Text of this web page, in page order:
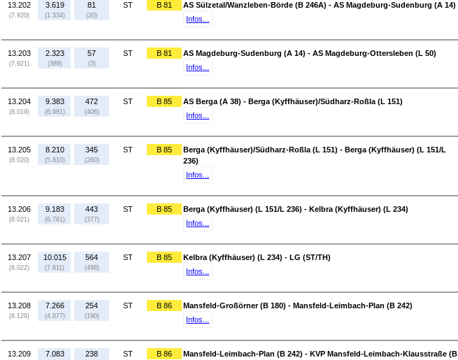
13.202
(7.920)
3.619
(1.334)
81
(20)
ST B 81
AS Sülzetal/Wanzleben-Börde (B 246A) - AS Magdeburg-Sudenburg (A 14)
Infos...
13.203
(7.921)
2.323
(389)
57
(3)
ST B 81
AS Magdeburg-Sudenburg (A 14) - AS Magdeburg-Ottersleben (L 50)
Infos...
13.204
(8.019)
9.383
(6.981)
472
(406)
ST B 85
AS Berga (A 38) - Berga (Kyffhäuser)/Südharz-Roßla (L 151)
Infos...
13.205
(8.020)
8.210
(5.810)
345
(280)
ST B 85
Berga (Kyffhäuser)/Südharz-Roßla (L 151) - Berga (Kyffhäuser) (L 151/L
236)
Infos...
13.206
(8.021)
9.183
(6.781)
443
(377)
ST B 85
Berga (Kyffhäuser) (L 151/L 236) - Kelbra (Kyffhäuser) (L 234)
Infos...
13.207
(8.022)
10.015
(7.611)
564
(498)
ST B 85
Kelbra (Kyffhäuser) (L 234) - LG (ST/TH)
Infos...
13.208
(8.129)
7.266
(4.877)
254
(190)
ST B 86
Mansfeld-Großörner (B 180) - Mansfeld-Leimbach-Plan (B 242)
Infos...
13.209 7.083 238 ST B 86
Mansfeld-Leimbach-Plan (B 242) - KVP Mansfeld-Leimbach-Klausstraße (B